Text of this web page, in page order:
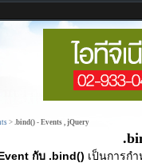
> .bind() - Events , jQuery
กับ .bind() เป็นการก